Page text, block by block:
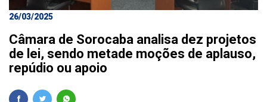
26/03/2025
Câmara de Sorocaba analisa dez projetos
de lei, sendo metade moções de aplauso,
repúdio ou apoio